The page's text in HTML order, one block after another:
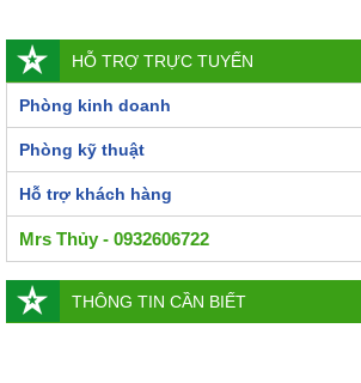
HỖ TRỢ TRỰC TUYẾN
Phòng kinh doanh
Phòng kỹ thuật
Hỗ trợ khách hàng
Mrs Thủy - 0932606722
THÔNG TIN CẦN BIẾT